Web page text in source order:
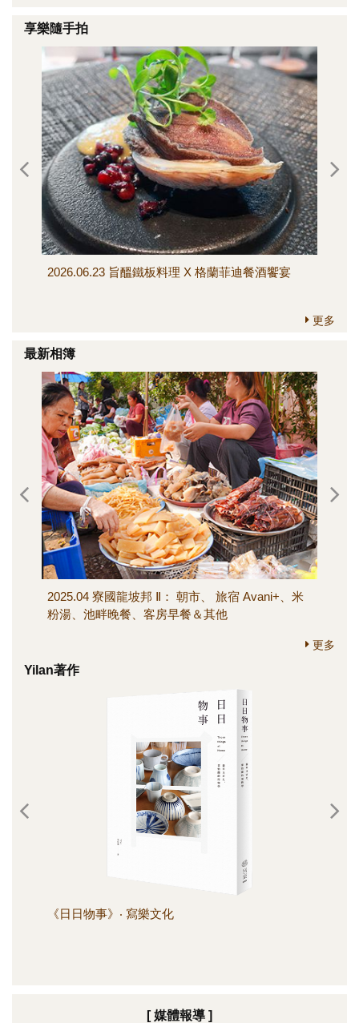
享樂隨手拍
2026.06.23 旨醞鐵板料理 X 格蘭菲迪餐酒饗宴
更多
最新相簿
2025.04 寮國龍坡邦 Ⅱ： 朝市、 旅宿 Avani+、米
粉湯、池畔晚餐、客房早餐＆其他
更多
Yilan著作
《日日物事》‧ 寫樂文化
[ 媒體報導 ]